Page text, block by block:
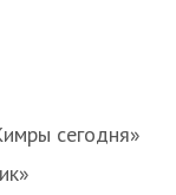
сегодня»